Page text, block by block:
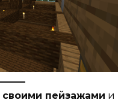
своими пейзажами и